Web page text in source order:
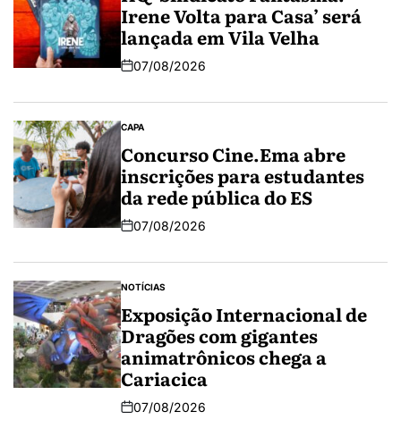
Irene Volta para Casa’ será
lançada em Vila Velha
07/08/2026
CAPA
Concurso Cine.Ema abre
inscrições para estudantes
da rede pública do ES
07/08/2026
NOTÍCIAS
Exposição Internacional de
Dragões com gigantes
animatrônicos chega a
Cariacica
07/08/2026